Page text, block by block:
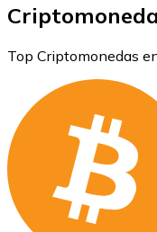
Top Criptomonedas